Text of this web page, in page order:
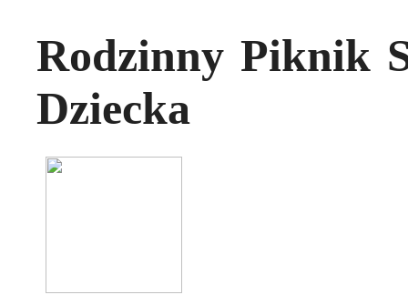
Rodzinny Piknik
Dziecka